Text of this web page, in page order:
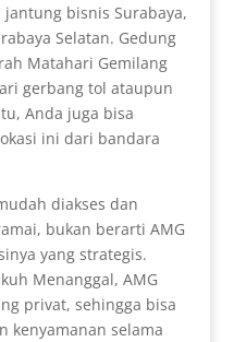
bisnis Surabaya,
Selatan. Gedung
Matahari Gemilang
gerbang tol ataupun
Anda juga bisa
ini dari bandara
diakses dan
bukan berarti AMG
yang strategis.
Menanggal, AMG
privat, sehingga bisa
kenyamanan selama